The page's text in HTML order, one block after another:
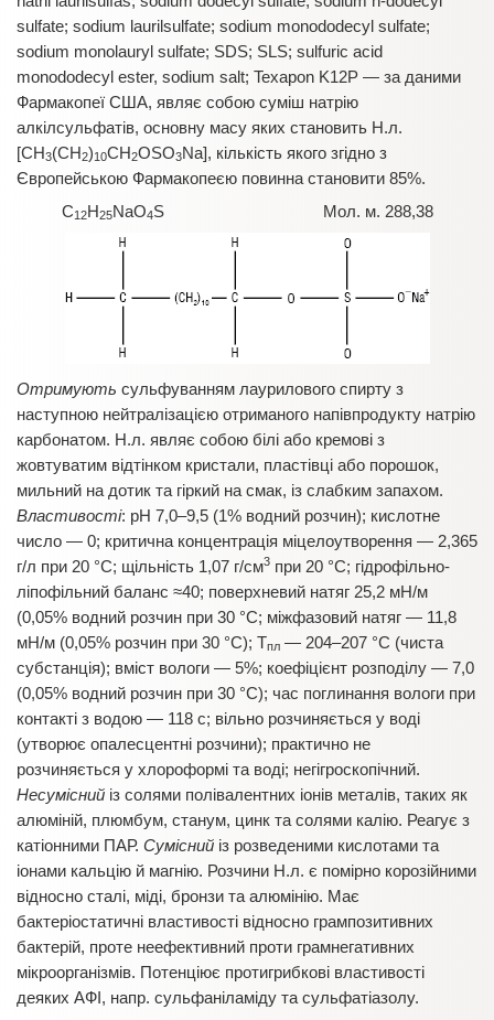
sulfate; sodium laurilsulfate; sodium monododecyl sulfate;
sodium monolauryl sulfate; SDS; SLS; sulfuric acid
monododecyl ester, sodium salt; Texapon K12P — за даними
Фармакопеї США, являє собою суміш натрію
алкілсульфатів, основну масу яких становить Н.л.
[CH3(CH2)10CH2OSO3Na], кількість якого згідно з
Європейською Фармакопеєю повинна становити 85%.
C12H25NaO4S Мол. м. 288,38
Отримують сульфуванням лаурилового спирту з
наступною нейтралізацією отриманого напівпродукту натрію
карбонатом. Н.л. являє собою білі або кремові з
жовтуватим відтінком кристали, пластівці або порошок,
мильний на дотик та гіркий на смак, із слабким запахом.
Властивості: рН 7,0–9,5 (1% водний розчин); кислотне
число — 0; критична концентрація міцелоутворення — 2,365
г/л при 20 °С; щільність 1,07 г/см3 при 20 °С; гідрофільно-
ліпофільний баланс ≈40; поверхневий натяг 25,2 мН/м
(0,05% водний розчин при 30 °С; міжфазовий натяг — 11,8
мН/м (0,05% розчин при 30 °С); Tпл — 204–207 °С (чиста
субстанція); вміст вологи — 5%; коефіцієнт розподілу — 7,0
(0,05% водний розчин при 30 °С); час поглинання вологи при
контакті з водою — 118 с; вільно розчиняється у воді
(утворює опалесцентні розчини); практично не
розчиняється у хлороформі та воді; негігроскопічний.
Несумісний із солями полівалентних іонів металів, таких як
алюміній, плюмбум, станум, цинк та солями калію. Реагує з
катіонними ПАР. Сумісний із розведеними кислотами та
іонами кальцію й магнію. Розчини Н.л. є помірно корозійними
відносно сталі, міді, бронзи та алюмінію. Має
бактеріостатичні властивості відносно грампозитивних
бактерій, проте неефективний проти грамнегативних
мікроорганізмів. Потенціює протигрибкові властивості
деяких АФІ, напр. сульфаніламіду та сульфатіазолу.